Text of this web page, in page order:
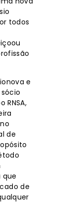
todos
e
RNSA,
de
que
de